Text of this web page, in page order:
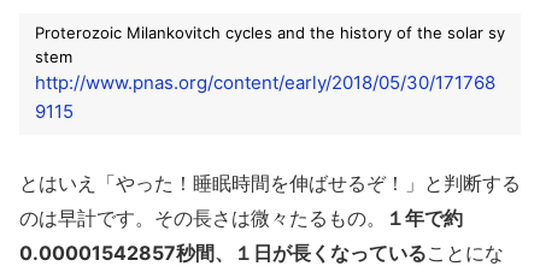
Proterozoic Milankovitch cycles and the history of the solar sy
stem
http://www.pnas.org/content/early/2018/05/30/171768
9115
とはいえ「やった！睡眠時間を伸ばせるぞ！」と判断する
のは早計です。その長さは微々たるもの。
１年で約
0.00001542857秒間、１日が長くなっていることにな